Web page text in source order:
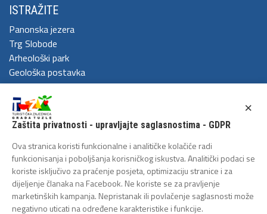
ISTRAŽITE
Panonska jezera
Trg Slobode
Arheološki park
Geološka postavka
DOŽIVITE
Festival Kaleidoskop
Cum Grano Salis
Ljeto u Tuzli
Tuzlanski polumaraton
Tuzlanska biciklijada
ZAŠTITA LIČNIH PODATAKA
Zaštita privatnosti - upravljajte saglasnostima - GDPR
×
Ova stranica koristi funkcionalne i analitičke kolačiće radi
funkcionisanja i poboljšanja korisničkog iskustva. Analitički podaci se
koriste isključivo za praćenje posjeta, optimizaciju stranice i za
dijeljenje članaka na Facebook. Ne koriste se za pravljenje
marketinških kampanja. Nepristanak ili povlačenje saglasnosti može
negativno uticati na određene karakteristike i funkcije.